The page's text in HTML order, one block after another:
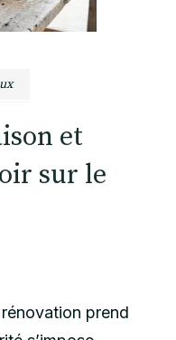
et
sur le
prend